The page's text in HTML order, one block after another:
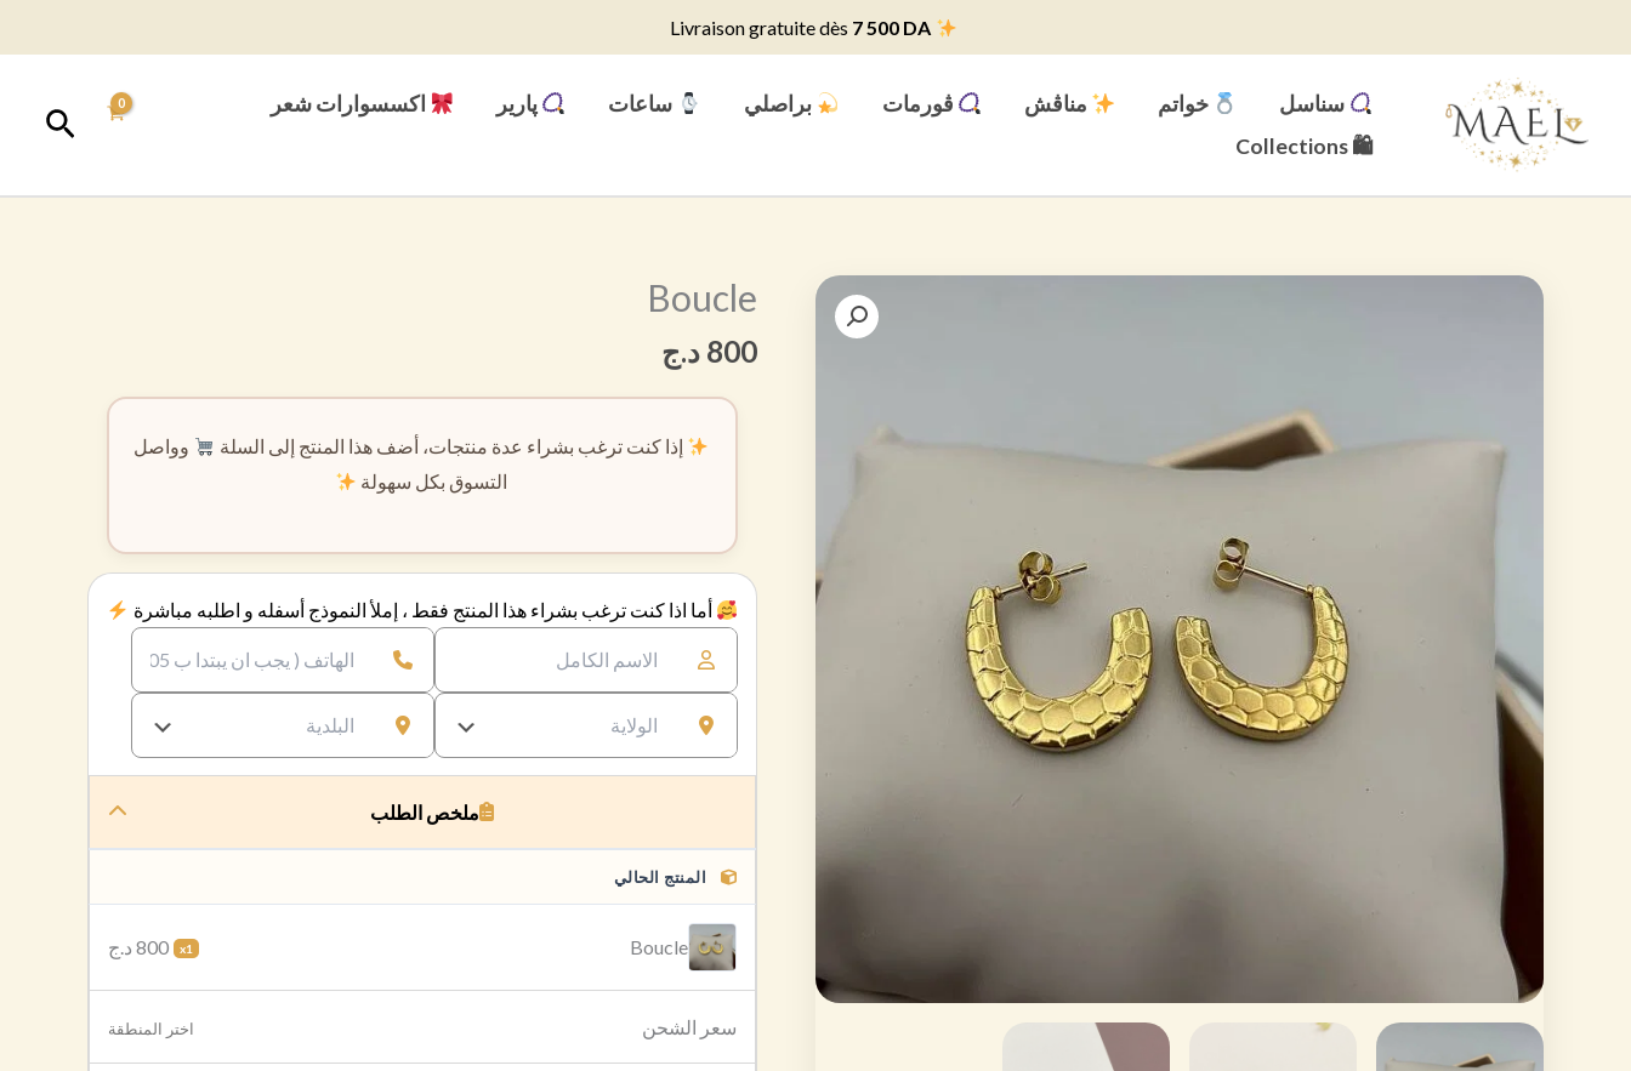
7 500 DA
إلى
سناسل خواتم مناڨش ڨورمات براصلي ساعات پارير
اكسسوارات شعر
🛍 Collections
Boucle
800 د.ج
إذا كنت ترغب بشراء عدة منتجات، أضف هذا المنتج إلى السلة
وواصل
التسوق بكل سهولة
أما اذا كنت ترغب بشراء هذا المنتج فقط ، إملأ النموذج أسفله و اطلبه مباشرة
ملخص الطلب
المنتج الحالي
Boucle
x1 800 د.ج
سعر الشحن اختر المنطقة